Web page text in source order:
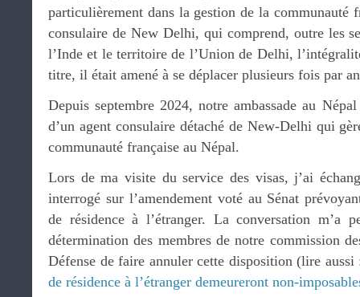
particulièrement dans la gestion de la communauté
consulaire de New Delhi, qui comprend, outre les
l’Inde et le territoire de l’Union de Delhi,
titre, il était amené à se déplacer plusieurs fois par
Depuis septembre 2024, notre ambassade au
d’un agent consulaire détaché de New-Delhi qui
communauté française au Népal.
Lors de ma visite du service des visas, j’ai
interrogé sur l’amendement voté au Sénat
de résidence à l’étranger. La conversation m’a
détermination des membres de notre commission
Défense de faire annuler cette disposition (lire
de résidence à l’étranger demeureront non-